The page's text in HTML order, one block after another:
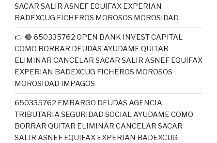
SACAR SALIR ASNEF EQUIFAX EXPERIAN
BADEXCUG FICHEROS MOROSOS MOROSIDAD
👉 🔴 650335762 OPEN BANK INVEST CAPITAL
COMO BORRAR DEUDAS AYUDAME QUITAR
ELIMINAR CANCELAR SACAR SALIR ASNEF EQUIFAX
EXPERIAN BADEXCUG FICHEROS MOROSOS
MOROSIDAD IMPAGOS
650335762 EMBARGO DEUDAS AGENCIA
TRIBUTARIA SEGURIDAD SOCIAL AYUDAME COMO
BORRAR QUITAR ELIMINAR CANCELAR SACAR
SALIR ASNEF EQUIFAX EXPERIAN BADEXCUG